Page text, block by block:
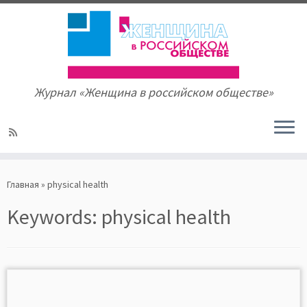
to
Журнал «Женщина в российском обществе»
Главная » physical health
Keywords: physical health